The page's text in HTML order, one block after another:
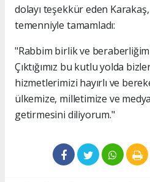
dolayı teşekkür eden Karakaş,
temenniyle tamamladı:
"Rabbim birlik ve
Çıktığımız bu kutlu yolda
hizmetlerimizi hayırlı ve
ülkemize, milletimize ve
getirmesini diliyorum."